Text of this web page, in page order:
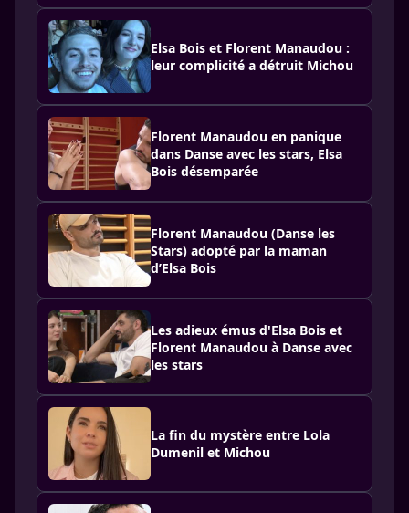
Elsa Bois et Florent Manaudou :
leur complicité a détruit Michou
Florent Manaudou en panique
dans Danse avec les stars, Elsa
Bois désemparée
Florent Manaudou (Danse les
Stars) adopté par la maman
d’Elsa Bois
Les adieux émus d'Elsa Bois et
Florent Manaudou à Danse avec
les stars
La fin du mystère entre Lola
Dumenil et Michou